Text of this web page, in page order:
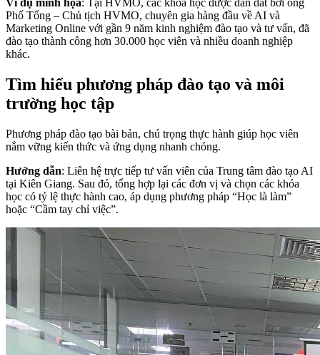
Ví dụ minh họa: Tại HVMO, các khóa học được dẫn dắt bởi ông
Phố Tổng – Chủ tịch HVMO, chuyên gia hàng đầu về AI và
Marketing Online với gần 9 năm kinh nghiệm đào tạo và tư vấn, đã
đào tạo thành công hơn 30.000 học viên và nhiều doanh nghiệp
khác.
Tìm hiểu phương pháp đào tạo và môi
trường học tập
Phương pháp đào tạo bài bản, chú trọng thực hành giúp học viên
nắm vững kiến thức và ứng dụng nhanh chóng.
Hướng dẫn: Liên hệ trực tiếp tư vấn viên của Trung tâm đào tạo AI
tại Kiên Giang. Sau đó, tổng hợp lại các đơn vị và chọn các khóa
học có tỷ lệ thực hành cao, áp dụng phương pháp “Học là làm”
hoặc “Cầm tay chỉ việc”.